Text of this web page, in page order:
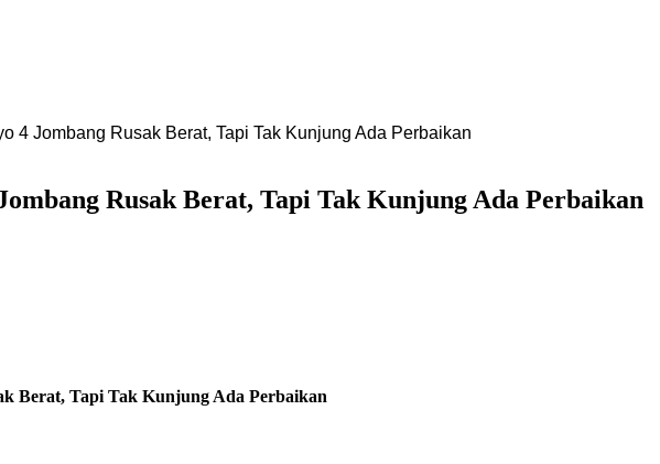
4 Jombang Rusak Berat, Tapi Tak Kunjung Ada Perbaikan
Rusak Berat, Tapi Tak Kunjung Ada Perbaikan
Berat, Tapi Tak Kunjung Ada Perbaikan